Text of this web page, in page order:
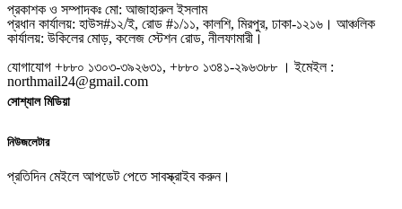
প্রকাশক ও সম্পাদকঃ মো: আজাহারুল ইসলাম
প্রধান কার্যালয়: হাউস#১২/ই, রোড #১/১১, কালশি, মিরপুর, ঢাকা-১২১৬। আঞ্চলিক
কার্যালয়: উকিলের মোড়, কলেজ স্টেশন রোড, নীলফামারী।
যোগাযোগ +৮৮০ ১৩০৩-৩৯২৬৩১, +৮৮০ ১৩৪১-২৯৬৩৮৮ । ইমেইল :
northmail24@gmail.com
সোশ্যাল মিডিয়া
নিউজলেটার
প্রতিদিন মেইলে আপডেট পেতে সাবস্ক্রাইব করুন।